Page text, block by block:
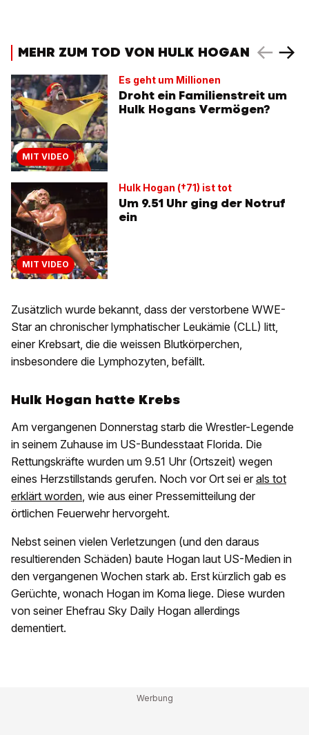
MEHR ZUM TOD VON HULK HOGAN
MIT VIDEO
Es geht um Millionen
Droht ein Familienstreit um
Hulk Hogans Vermögen?
MIT VIDEO
Hulk Hogan (†71) ist tot
Um 9.51 Uhr ging der Notruf
ein
Zusätzlich wurde bekannt, dass der verstorbene WWE-
Star an chronischer lymphatischer Leukämie (CLL) litt,
einer Krebsart, die die weissen Blutkörperchen,
insbesondere die Lymphozyten, befällt.
Hulk Hogan hatte Krebs
Am vergangenen Donnerstag starb die Wrestler-Legende
in seinem Zuhause im US-Bundesstaat Florida. Die
Rettungskräfte wurden um 9.51 Uhr (Ortszeit) wegen
eines Herzstillstands gerufen. Noch vor Ort sei er als tot
erklärt worden, wie aus einer Pressemitteilung der
örtlichen Feuerwehr hervorgeht.
Nebst seinen vielen Verletzungen (und den daraus
resultierenden Schäden) baute Hogan laut US-Medien in
den vergangenen Wochen stark ab. Erst kürzlich gab es
Gerüchte, wonach Hogan im Koma liege. Diese wurden
von seiner Ehefrau Sky Daily Hogan allerdings
dementiert.